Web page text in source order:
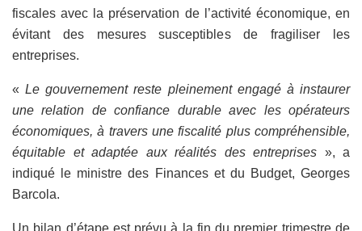
fiscales avec la préservation de l’activité économique, en
évitant des mesures susceptibles de fragiliser les
entreprises.
« Le gouvernement reste pleinement engagé à instaurer
une relation de confiance durable avec les opérateurs
économiques, à travers une fiscalité plus compréhensible,
équitable et adaptée aux réalités des entreprises », a
indiqué le ministre des Finances et du Budget, Georges
Barcola.
Un bilan d’étape est prévu à la fin du premier trimestre de